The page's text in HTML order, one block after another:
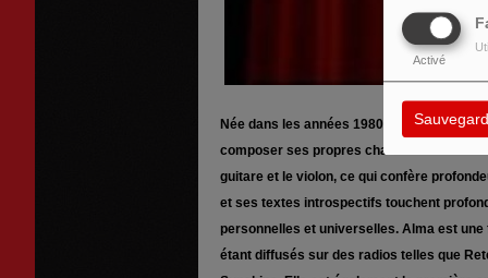
Activé
Née dans les années 1980, Alma baigne
composer ses propres chansons. Elle
guitare et le violon, ce qui confère
et ses textes introspectifs touchent
personnelles et universelles. Alma est
étant diffusés sur des radios telles que